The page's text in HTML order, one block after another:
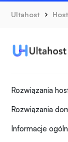
Ultahost
Rozwiązania
Rozwiązania
Informacje